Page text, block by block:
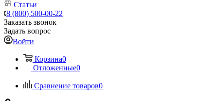
Статьи
8 (800) 500-00-22
Заказать звонок
Задать вопрос
Войти
Корзина0
Отложенные0
Сравнение товаров0